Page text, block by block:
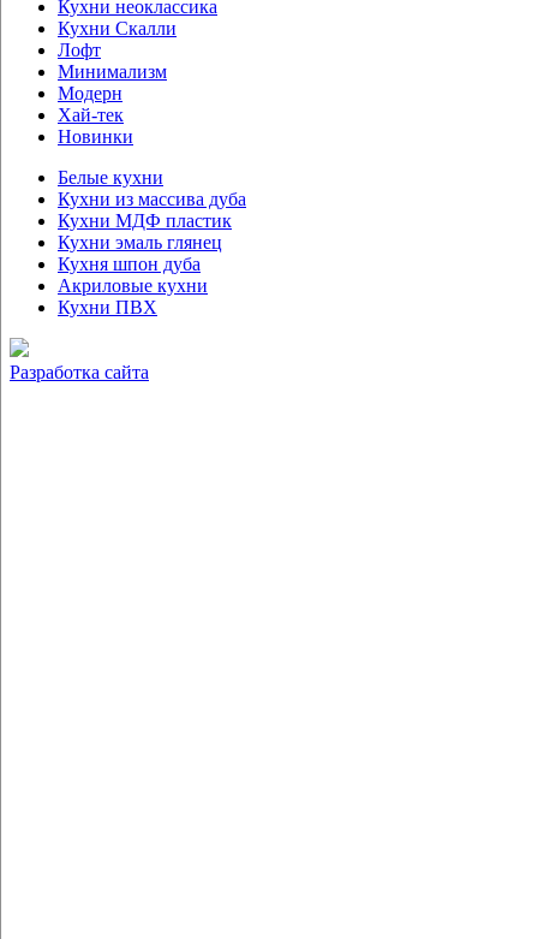
Кухни неоклассика
Кухни Скалли
Лофт
Минимализм
Модерн
Хай-тек
Новинки
Белые кухни
Кухни из массива дуба
Кухни МДФ пластик
Кухни эмаль глянец
Кухня шпон дуба
Акриловые кухни
Кухни ПВХ
Разработка сайта